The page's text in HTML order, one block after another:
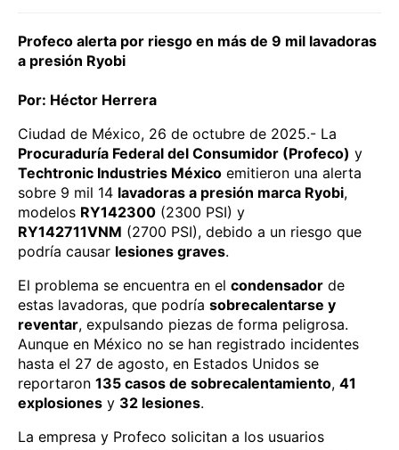
Profeco alerta por riesgo en más de 9 mil lavadoras
a presión Ryobi
Por: Héctor Herrera
Ciudad de México, 26 de octubre de 2025.- La
Procuraduría Federal del Consumidor (Profeco) y
Techtronic Industries México emitieron una alerta
sobre 9 mil 14 lavadoras a presión marca Ryobi,
modelos RY142300 (2300 PSI) y
RY142711VNM (2700 PSI), debido a un riesgo que
podría causar lesiones graves.
El problema se encuentra en el condensador de
estas lavadoras, que podría sobrecalentarse y
reventar, expulsando piezas de forma peligrosa.
Aunque en México no se han registrado incidentes
hasta el 27 de agosto, en Estados Unidos se
reportaron 135 casos de sobrecalentamiento, 41
explosiones y 32 lesiones.
La empresa y Profeco solicitan a los usuarios